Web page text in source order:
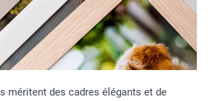
méritent des cadres élégants et de